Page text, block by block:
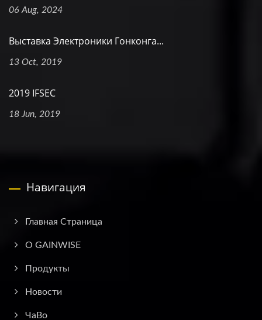
06 Aug, 2024
Выставка Электроники Гонконга...
13 Oct, 2019
2019 IFSEC
18 Jun, 2019
Навигация
Главная Страница
О GAINWISE
Продукты
Новости
ЧаВо